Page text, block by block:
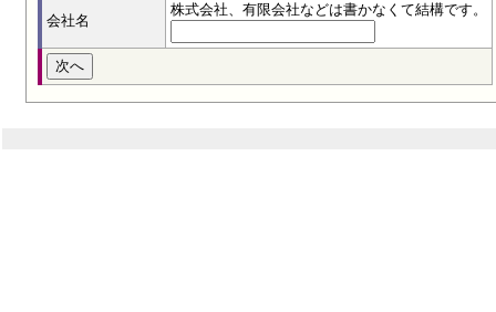
会社名
株式会社、有限会社などは書かなくて結構です。